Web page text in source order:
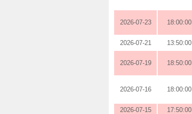
2026-07-23 18:00:00
2026-07-21 13:50:00
2026-07-19 18:50:00
2026-07-16 18:00:00
2026-07-15 17:50:00